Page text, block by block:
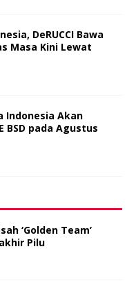
DeRUCCI Bawa
Masa Kini Lewat
Indonesia Akan
BSD pada Agustus
‘Golden Team’
Pilu